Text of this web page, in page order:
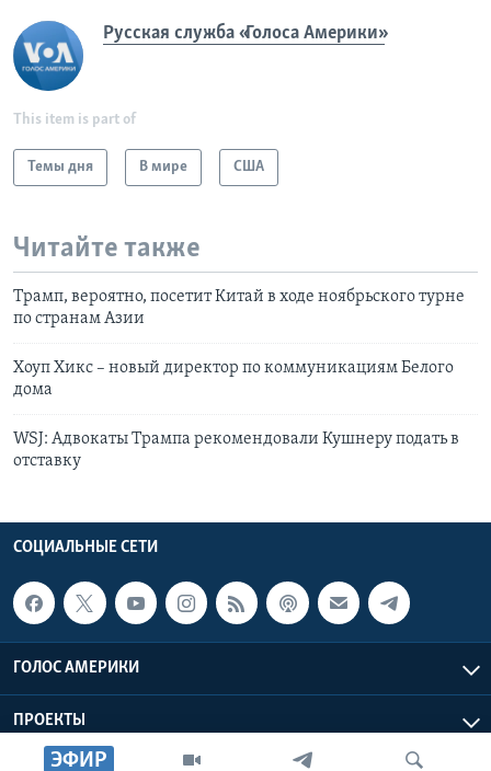
ЭФИР
Русская служба «Голоса Америки»
This item is part of
Темы дня В мире США
Читайте также
Трамп, вероятно, посетит Китай в ходе ноябрьского турне
по странам Азии
Хоуп Хикс – новый директор по коммуникациям Белого
дома
WSJ: Адвокаты Трампа рекомендовали Кушнеру подать в
отставку
СОЦИАЛЬНЫЕ СЕТИ
ГОЛОС АМЕРИКИ
ПРОЕКТЫ